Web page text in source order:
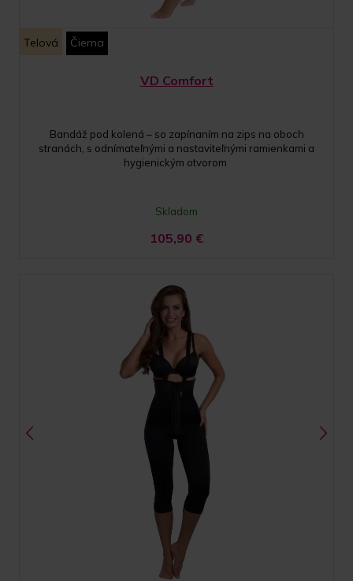
Telová Čierna
VD Comfort
Bandáž pod kolená – so zapínaním na zips na oboch
stranách, s odnímateľnými a nastaviteľnými ramienkami a
hygienickým otvorom
Skladom
105,90 €